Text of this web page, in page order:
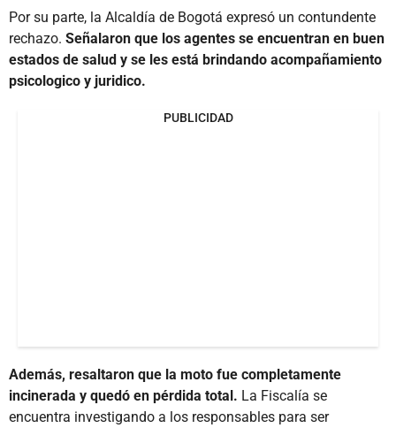
Por su parte, la Alcaldía de Bogotá expresó un contundente
rechazo. Señalaron que los agentes se encuentran en buen
estados de salud y se les está brindando acompañamiento
psicologico y juridico.
PUBLICIDAD
Además, resaltaron que la moto fue completamente
incinerada y quedó en pérdida total. La Fiscalía se
encuentra investigando a los responsables para ser